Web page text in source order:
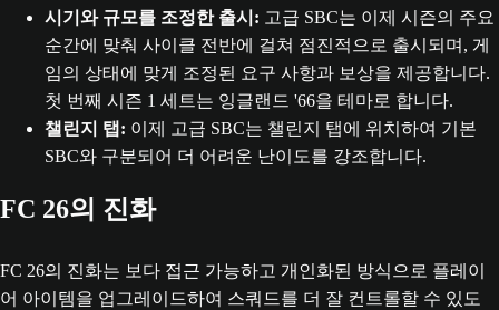
시기와 규모를 조정한 출시: 고급 SBC는 이제 시즌의 주요
순간에 맞춰 사이클 전반에 걸쳐 점진적으로 출시되며, 게
임의 상태에 맞게 조정된 요구 사항과 보상을 제공합니다.
첫 번째 시즌 1 세트는 잉글랜드 '66을 테마로 합니다.
챌린지 탭: 이제 고급 SBC는 챌린지 탭에 위치하여 기본
SBC와 구분되어 더 어려운 난이도를 강조합니다.
FC 26의 진화
FC 26의 진화는 보다 접근 가능하고 개인화된 방식으로 플레이
어 아이템을 업그레이드하여 스쿼드를 더 잘 컨트롤할 수 있도